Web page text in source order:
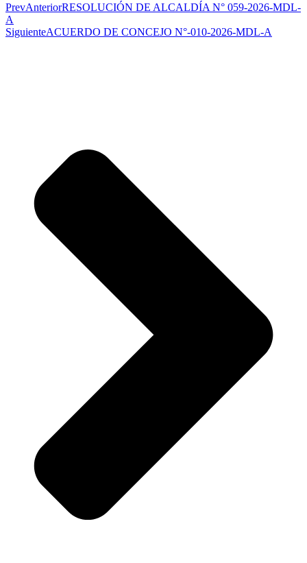
PrevAnteriorRESOLUCIÓN DE ALCALDÍA N° 059-2026-MDL-
A
SiguienteACUERDO DE CONCEJO N°-010-2026-MDL-A